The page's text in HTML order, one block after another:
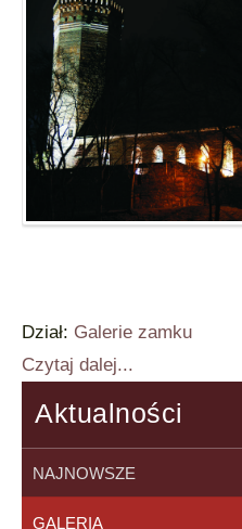
Dział: Galerie zamku
Czytaj dalej...
Aktualności
NAJNOWSZE
GALERIA